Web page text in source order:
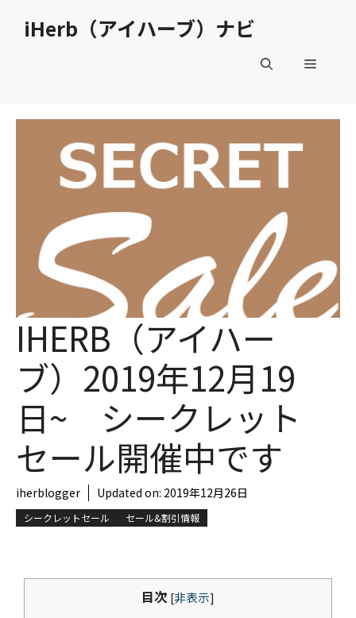
iHerb（アイハーブ）ナビ
メ
IHERB（アイハー
ブ）2019年12月19
日~ シークレット
セール開催中です
iherblogger Updated on: 2019年12月26日
シークレットセール セール&割引情報
目次 [非表示]